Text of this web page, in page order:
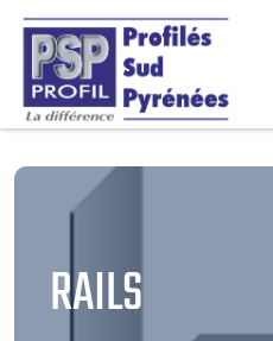
RAILS